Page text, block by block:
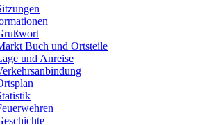
Buch und Ortsteile
und Anreise